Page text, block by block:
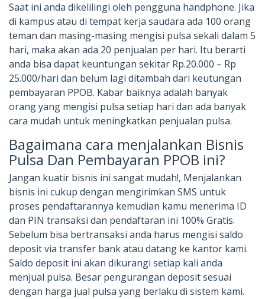
Saat ini anda dikelilingi oleh pengguna handphone. Jika
di kampus atau di tempat kerja saudara ada 100 orang
teman dan masing-masing mengisi pulsa sekali dalam 5
hari, maka akan ada 20 penjualan per hari. Itu berarti
anda bisa dapat keuntungan sekitar Rp.20.000 – Rp
25.000/hari dan belum lagi ditambah dari keutungan
pembayaran PPOB. Kabar baiknya adalah banyak
orang yang mengisi pulsa setiap hari dan ada banyak
cara mudah untuk meningkatkan penjualan pulsa.
Bagaimana cara menjalankan Bisnis
Pulsa Dan Pembayaran PPOB ini?
Jangan kuatir bisnis ini sangat mudah!, Menjalankan
bisnis ini cukup dengan mengirimkan SMS untuk
proses pendaftarannya kemudian kamu menerima ID
dan PIN transaksi dan pendaftaran ini 100% Gratis.
Sebelum bisa bertransaksi anda harus mengisi saldo
deposit via transfer bank atau datang ke kantor kami.
Saldo deposit ini akan dikurangi setiap kali anda
menjual pulsa. Besar pengurangan deposit sesuai
dengan harga jual pulsa yang berlaku di sistem kami.